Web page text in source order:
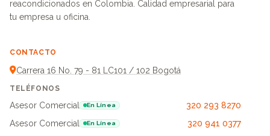
reacondicionados en Colombia. Calidad empresarial para
tu empresa u oficina.
CONTACTO
Carrera 16 No. 79 - 81 LC101 / 102 Bogotá
TELÉFONOS
Asesor Comercial En Línea
320 293 8270
Asesor Comercial
En Línea
320 941 0377